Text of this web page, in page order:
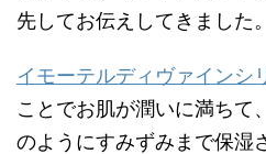
先してお伝えしてきました。
イモーテルディヴァインシ
ことでお肌が潤いに満ちて
のようにすみずみまで保湿